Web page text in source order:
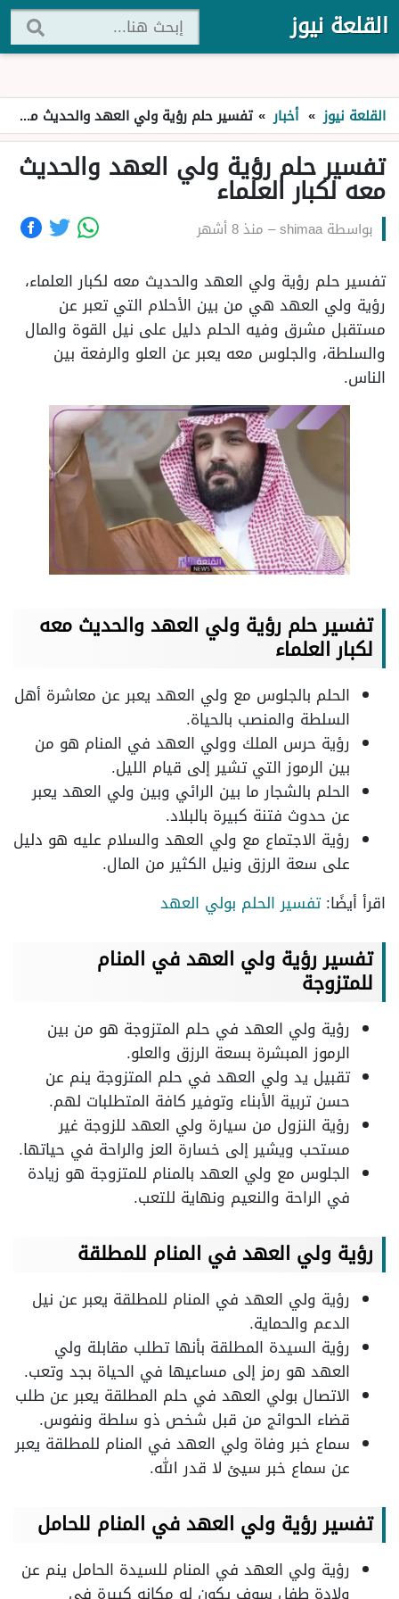
القلعة نيوز
القلعة نيوز » أخبار » تفسير حلم رؤية ولي العهد والحديث معه لكبار العلماء
تفسير حلم رؤية ولي العهد والحديث
معه لكبار العلماء
بواسطةshimaa
– منذ 8 أشهر
تفسير حلم رؤية ولي العهد والحديث معه لكبار العلماء،
رؤية ولي العهد هي من بين الأحلام التي تعبر عن
مستقبل مشرق وفيه الحلم دليل على نيل القوة والمال
والسلطة، والجلوس معه يعبر عن العلو والرفعة بين
الناس.
تفسير حلم رؤية ولي العهد والحديث معه
لكبار العلماء
الحلم بالجلوس مع ولي العهد يعبر عن معاشرة أهل
السلطة والمنصب بالحياة.
رؤية حرس الملك وولي العهد في المنام هو من
بين الرموز التي تشير إلى قيام الليل.
الحلم بالشجار ما بين الرائي وبين ولي العهد يعبر
عن حدوث فتنة كبيرة بالبلاد.
رؤية الاجتماع مع ولي العهد والسلام عليه هو دليل
على سعة الرزق ونيل الكثير من المال.
اقرأ أيضًا:تفسير الحلم بولي العهد
تفسير رؤية ولي العهد في المنام
للمتزوجة
رؤية ولي العهد في حلم المتزوجة هو من بين
الرموز المبشرة بسعة الرزق والعلو.
تقبيل يد ولي العهد في حلم المتزوجة ينم عن
حسن تربية الأبناء وتوفير كافة المتطلبات لهم.
رؤية النزول من سيارة ولي العهد للزوجة غير
مستحب ويشير إلى خسارة العز والراحة في حياتها.
الجلوس مع ولي العهد بالمنام للمتزوجة هو زيادة
في الراحة والنعيم ونهاية للتعب.
رؤية ولي العهد في المنام للمطلقة
رؤية ولي العهد في المنام للمطلقة يعبر عن نيل
الدعم والحماية.
رؤية السيدة المطلقة بأنها تطلب مقابلة ولي
العهد هو رمز إلى مساعيها في الحياة بجد وتعب.
الاتصال بولي العهد في حلم المطلقة يعبر عن طلب
قضاء الحوائج من قبل شخص ذو سلطة ونفوس.
سماع خبر وفاة ولي العهد في المنام للمطلقة يعبر
عن سماع خبر سيئ لا قدر الله.
تفسير رؤية ولي العهد في المنام للحامل
رؤية ولي العهد في المنام للسيدة الحامل ينم عن